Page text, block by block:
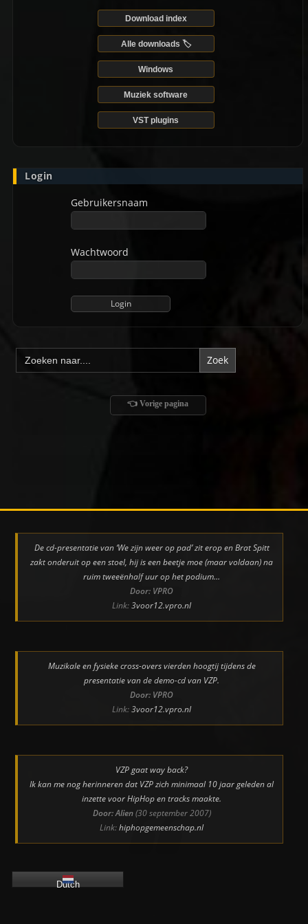
Download index
Alle downloads 🏷️
Windows
Muziek software
VST plugins
Login
Gebruikersnaam
Wachtwoord
Zoek
naar:
👈 Vorige pagina
De cd-presentatie van ‘We zijn weer op pad’ zit erop en Brat Spitt
zakt onderuit op een stoel, hij is een beetje moe (maar voldaan) na
ruim tweeënhalf uur op het podium…
Door: VPRO
Link:3voor12.vpro.nl
Muzikale en fysieke cross-overs vierden hoogtij tijdens de
presentatie van de demo-cd van VZP.
Door: VPRO
Link:3voor12.vpro.nl
VZP gaat way back?
Ik kan me nog herinneren dat VZP zich minimaal 10 jaar geleden al
inzette voor HipHop en tracks maakte.
Door: Alien(30 september 2007)
Link:hiphopgemeenschap.nl
Dutch